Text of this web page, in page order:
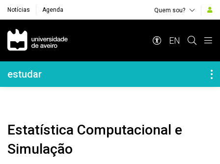
Notícias Agenda Quem sou?
Navegação Principal
EN
Navegação Lateral
estudar
Estatística Computacional e
Simulação